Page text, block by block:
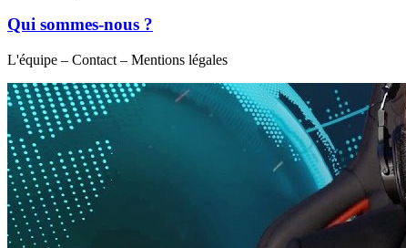
Qui sommes-nous ?
L'équipe – Contact – Mentions légales